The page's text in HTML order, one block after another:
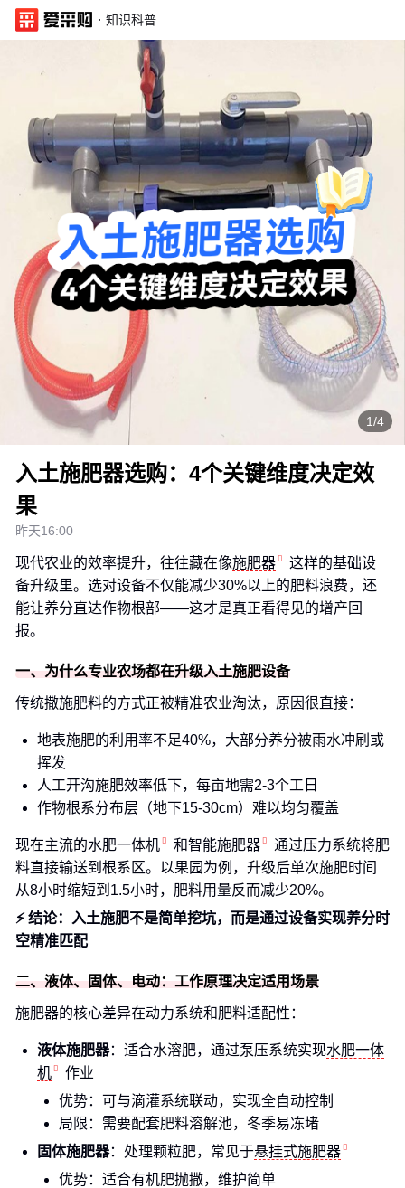
· 知识科普
1/4
入土施肥器选购：4个关键维度决定效
果
昨天16:00
现代农业的效率提升，往往藏在像施肥器
这样的基础设
备升级里。选对设备不仅能减少30%以上的肥料浪费，还
能让养分直达作物根部——这才是真正看得见的增产回
报。
一、为什么专业农场都在升级入土施肥设备
传统撒施肥料的方式正被精准农业淘汰，原因很直接：
地表施肥的利用率不足40%，大部分养分被雨水冲刷或
挥发
人工开沟施肥效率低下，每亩地需2-3个工日
作物根系分布层（地下15-30cm）难以均匀覆盖
现在主流的水肥一体机 和智能施肥器
通过压力系统将肥
料直接输送到根系区。以果园为例，升级后单次施肥时间
从8小时缩短到1.5小时，肥料用量反而减少20%。
⚡ 结论：入土施肥不是简单挖坑，而是通过设备实现养分时
空精准匹配
二、液体、固体、电动：工作原理决定适用场景
施肥器的核心差异在动力系统和肥料适配性：
液体施肥器：适合水溶肥，通过泵压系统实现水肥一体
机
作业
优势：可与滴灌系统联动，实现全自动控制
局限：需要配套肥料溶解池，冬季易冻堵
固体施肥器：处理颗粒肥，常见于悬挂式施肥器
优势：适合有机肥抛撒，维护简单